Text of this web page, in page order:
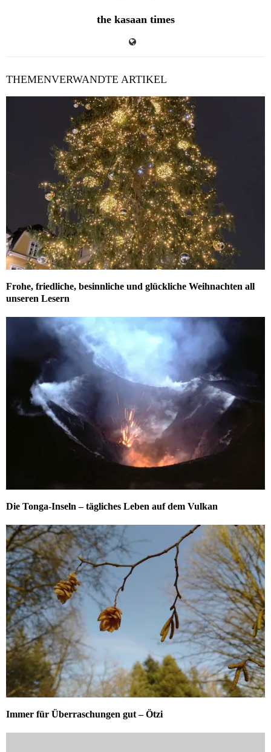
the kasaan times
THEMENVERWANDTE ARTIKEL
Frohe, friedliche, besinnliche und glückliche Weihnachten all
unseren Lesern
Die Tonga-Inseln – tägliches Leben auf dem Vulkan
Immer für Überraschungen gut – Ötzi